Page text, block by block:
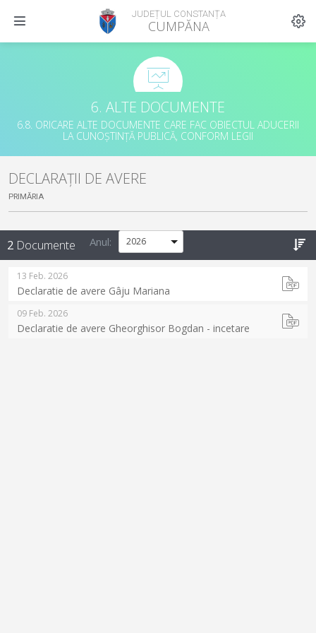
JUDEȚUL CONSTANȚA
CUMPĂNA
6. ALTE DOCUMENTE
6.8. ORICARE ALTE DOCUMENTE CARE FAC OBIECTUL ADUCERII
LA CUNOȘTINȚĂ PUBLICĂ, CONFORM LEGII
DECLARAȚII DE AVERE
PRIMĂRIA
2 Documente Anul:
13 Feb. 2026
Declaratie de avere Gâju Mariana
09 Feb. 2026
Declaratie de avere Gheorghisor Bogdan - incetare